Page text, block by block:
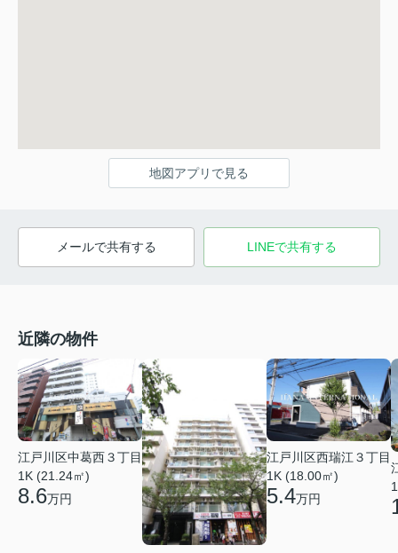
地図アプリで見る
メールで共有する LINEで共有する
近隣の物件
江戸川区中葛西３丁目
1K (21.24㎡)
8.6万円
江戸川区西瑞江３丁目
1K (18.00㎡)
5.4万円